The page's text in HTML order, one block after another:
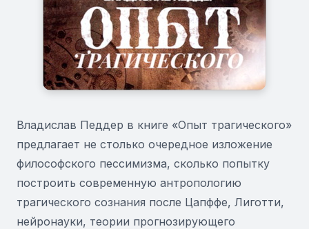
Владислав Педдер в книге «Опыт трагического»
предлагает не столько очередное изложение
философского пессимизма, сколько попытку
построить современную антропологию
трагического сознания после Цапффе, Лиготти,
нейронауки, теории прогнозирующего